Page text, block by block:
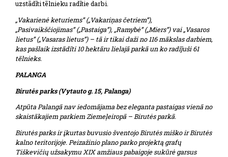
uzstādīti tēlnieku radītie darbi.
„Vakarienė keturiems” („Vakariņas četriem”),
„Pasivaikščiojimas” („Pastaiga”), „Ramybė” („Miers”) vai „Vasaros
lietus” („Vasaras lietus”) – tā ir tikai daži no 116 mākslas darbiem,
kas pašlaik izstādīti 10 hektāru lielajā parkā un ko radījuši 61
tēlnieks.
PALANGA
Birutės parks (Vytauto g. 15, Palanga)
Atpūta Palangā nav iedomājama bez eleganta pastaigas vienā no
skaistākajiem parkiem Ziemeļeiropā – Birutės parkā.
Birutės parks ir įkurtas buvusio šventojo Birutės miško ir Birutės
kalno teritorijoje. Peizažinio plano parko projektą grafų
Tiškevičių užsakymu XIX amžiaus pabaigoje sukūrė garsus